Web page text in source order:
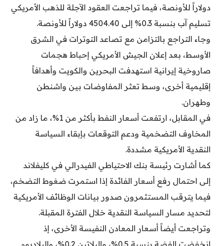
دولاراً للأونصة، فيما تراجعت العقود الآجلة للذهب الأمريكي
تسليم آب بنسبة 0.3% إلى 4504.40 دولاراً للأونصة.
وجاء التراجع بالتزامن مع تصاعد التوترات في الشرق
الأوسط، بعد إعلان الجيش الأمريكي إحباط هجمات
صاروخية إيرانية استهدفت البحرين والكويت وأهدافاً
إقليمية أخرى، وسط تعثر المفاوضات بين واشنطن
وطهران.
في المقابل، ارتفعت أسعار النفط بأكثر من 1%، ما زاد من
المخاوف التضخمية ودعم التوقعات بإبقاء السياسة
النقدية الأمريكية مشددة.
كما أشارت رئيسة بنك الاحتياطي الفيدرالي في كليفلاند
إلى احتمال رفع أسعار الفائدة إذا استمرت ضغوط التضخم،
فيما يترقب المستثمرون صدور بيانات الوظائف الأمريكية
لتحديد مسار السياسة النقدية خلال الفترة المقبلة.
وتراجعت أيضاً أسعار المعادن النفيسة الأخرى، إذ